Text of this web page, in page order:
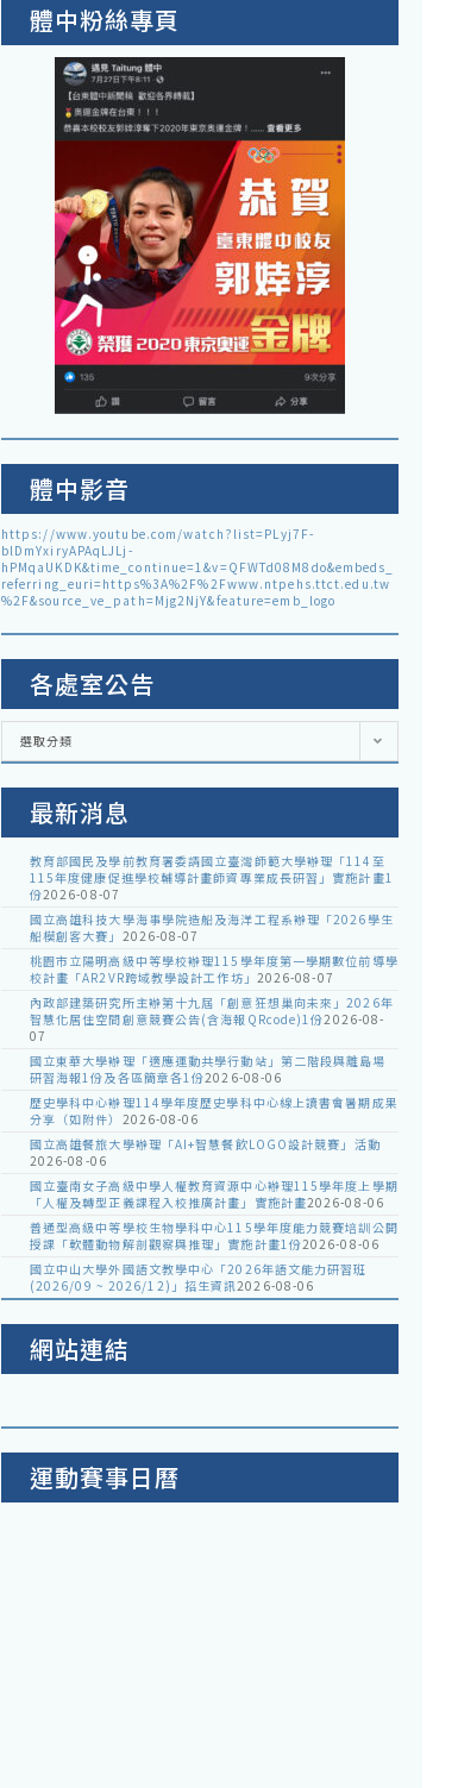
體中粉絲專頁
體中影音
https://www.youtube.com/watch?list=PLyj7F-
blDmYxiryAPAqLJLj-
hPMqaUKDK&time_continue=1&v=QFWTd08M8do&embeds_
referring_euri=https%3A%2F%2Fwww.ntpehs.ttct.edu.tw
%2F&source_ve_path=Mjg2NjY&feature=emb_logo
各處室公告
各
室
選取分類
最新消息
教育部國民及學前教育署委請國立臺灣師範大學辦理「114至
115年度健康促進學校輔導計畫師資專業成長研習」實施計畫1
份2026-08-07
國立高雄科技大學海事學院造船及海洋工程系辦理「2026學生
船模創客大賽」 2026-08-07
桃園市立陽明高級中等學校辦理115學年度第一學期數位前導學
校計畫「AR2VR跨域教學設計工作坊」 2026-08-07
內政部建築研究所主辦第十九屆「創意狂想巢向未來」2026年
智慧化居住空間創意競賽公告(含海報QRcode)1份2026-08-
07
國立東華大學辦理「適應運動共學行動站」第二階段與離島場
研習海報1份及各區簡章各1份2026-08-06
歷史學科中心辦理114學年度歷史學科中心線上讀書會暑期成果
分享（如附件） 2026-08-06
國立高雄餐旅大學辦理「AI+智慧餐飲LOGO設計競賽」活動
2026-08-06
國立臺南女子高級中學人權教育資源中心辦理115學年度上學期
「人權及轉型正義課程入校推廣計畫」實施計畫2026-08-06
普通型高級中等學校生物學科中心115學年度能力競賽培訓公開
授課「軟體動物解剖觀察與推理」實施計畫1份2026-08-06
國立中山大學外國語文教學中心「2026年語文能力研習班
(2026/09 ~ 2026/12)」招生資訊2026-08-06
網站連結
運動賽事日曆